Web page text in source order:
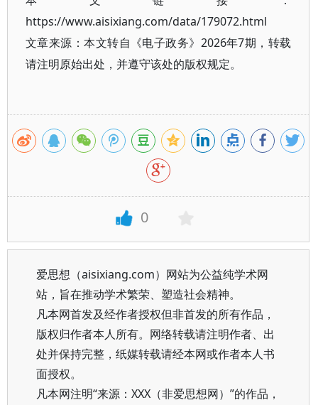
https://www.aisixiang.com/data/179072.html
文章来源：本文转自《电子政务》2026年7期，转载
请注明原始出处，并遵守该处的版权规定。
0
爱思想（aisixiang.com）网站为公益纯学术网
站，旨在推动学术繁荣、塑造社会精神。
凡本网首发及经作者授权但非首发的所有作品，
版权归作者本人所有。网络转载请注明作者、出
处并保持完整，纸媒转载请经本网或作者本人书
面授权。
凡本网注明“来源：XXX（非爱思想网）”的作品，